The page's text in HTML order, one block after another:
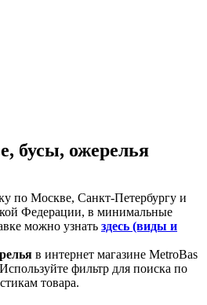
бусы, ожерелья
по Москве, Санкт-Петербургу и
Федерации, в минимальные
можно узнать здесь (виды и
в интернет магазине MetroBas
фильтр для поиска по
товара.